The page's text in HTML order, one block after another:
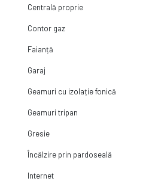
Centrală proprie
Contor gaz
Faianță
Garaj
Geamuri cu izolație fonică
Geamuri tripan
Gresie
Încălzire prin pardoseală
Internet